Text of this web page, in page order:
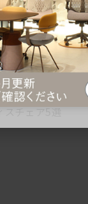
スチェア5選